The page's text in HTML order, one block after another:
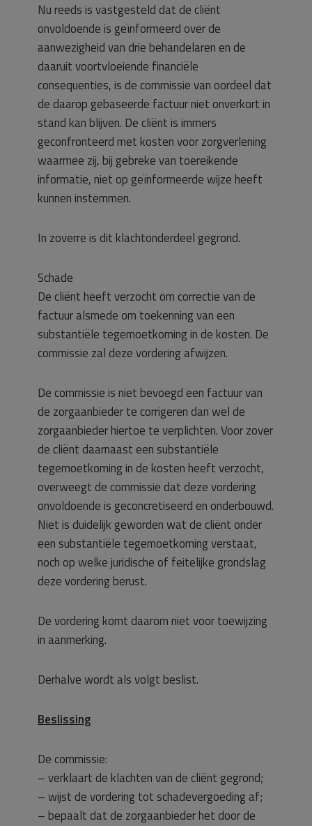
Nu reeds is vastgesteld dat de cliënt
onvoldoende is geïnformeerd over de
aanwezigheid van drie behandelaren en de
daaruit voortvloeiende financiële
consequenties, is de commissie van oordeel dat
de daarop gebaseerde factuur niet onverkort in
stand kan blijven. De cliënt is immers
geconfronteerd met kosten voor zorgverlening
waarmee zij, bij gebreke van toereikende
informatie, niet op geïnformeerde wijze heeft
kunnen instemmen.
In zoverre is dit klachtonderdeel gegrond.
Schade
De cliënt heeft verzocht om correctie van de
factuur alsmede om toekenning van een
substantiële tegemoetkoming in de kosten. De
commissie zal deze vordering afwijzen.
De commissie is niet bevoegd een factuur van
de zorgaanbieder te corrigeren dan wel de
zorgaanbieder hiertoe te verplichten. Voor zover
de cliënt daarnaast een substantiële
tegemoetkoming in de kosten heeft verzocht,
overweegt de commissie dat deze vordering
onvoldoende is geconcretiseerd en onderbouwd.
Niet is duidelijk geworden wat de cliënt onder
een substantiële tegemoetkoming verstaat,
noch op welke juridische of feitelijke grondslag
deze vordering berust.
De vordering komt daarom niet voor toewijzing
in aanmerking.
Derhalve wordt als volgt beslist.
Beslissing
De commissie:
– verklaart de klachten van de cliënt gegrond;
– wijst de vordering tot schadevergoeding af;
– bepaalt dat de zorgaanbieder het door de